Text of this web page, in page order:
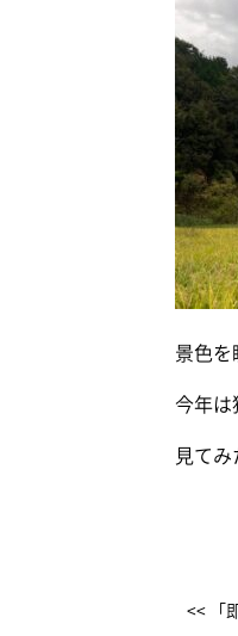
景色を
今年は
見てみ
<< 「